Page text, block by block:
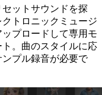
セットサウンドを探
トロニックミュージ
プロードして専用モ
。曲のスタイルに応
プル録音が必要で